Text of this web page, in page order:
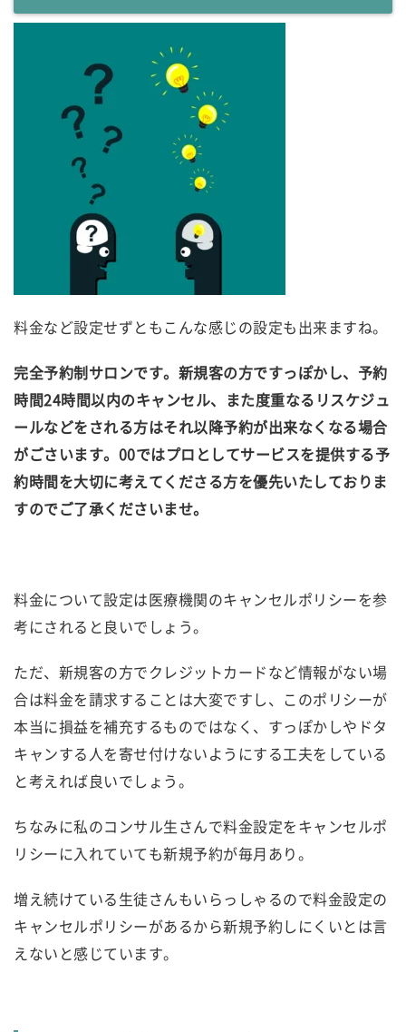
料金など設定せずともこんな感じの設定も出来ますね。
完全予約制サロンです。新規客の方ですっぽかし、予約
時間24時間以内のキャンセル、また度重なるリスケジュ
ールなどをされる方はそれ以降予約が出来なくなる場合
がごさいます。00ではプロとしてサービスを提供する予
約時間を大切に考えてくださる方を優先いたしておりま
すのでご了承くださいませ。
料金について設定は医療機関のキャンセルポリシーを参
考にされると良いでしょう。
ただ、新規客の方でクレジットカードなど情報がない場
合は料金を請求することは大変ですし、このポリシーが
本当に損益を補充するものではなく、すっぽかしやドタ
キャンする人を寄せ付けないようにする工夫をしている
と考えれば良いでしょう。
ちなみに私のコンサル生さんで料金設定をキャンセルポ
リシーに入れていても新規予約が毎月あり。
増え続けている生徒さんもいらっしゃるので料金設定の
キャンセルポリシーがあるから新規予約しにくいとは言
えないと感じています。